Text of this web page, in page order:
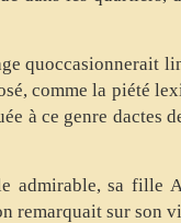
quoccasionnerait
comme la piété
à ce genre
sa fille
remarquait sur son